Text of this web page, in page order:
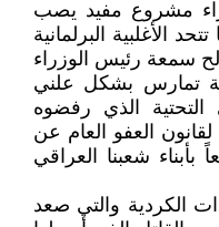
مشروع مفيد يصب
الأغلبية البرلمانية
سمعة رئيس الوزراء
تمارس بشكل علني
الذي رفضوه
العفو العام عن
بأبناء شعبنا العراقي
الكردية والتي صعد